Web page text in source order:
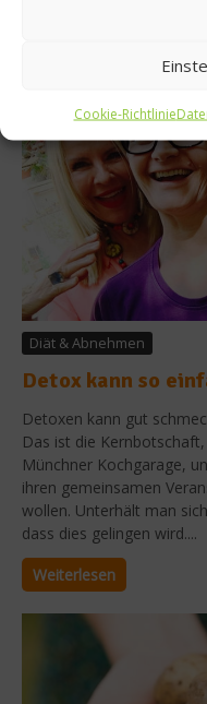
Cookie-Richtlinie
Diät & Abnehmen
Detox kann so
Detoxen kann gut
Das ist die
Münchner Kochgarage,
ihren gemeinsamen
wollen. Unterhält man
dass dies gelingen wird....
Weiterlesen